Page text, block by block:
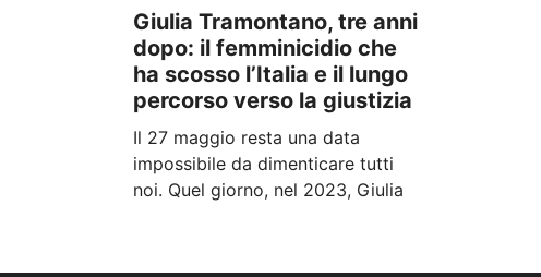
Giulia Tramontano, tre anni
dopo: il femminicidio che
ha scosso l’Italia e il lungo
percorso verso la giustizia
Il 27 maggio resta una data
impossibile da dimenticare tutti
noi. Quel giorno, nel 2023, Giulia